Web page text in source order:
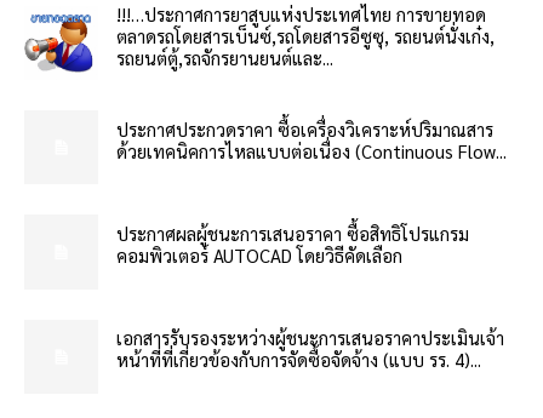
!!!…ประกาศการยาสูบแห่งประเทศไทย การขายทอด
ตลาดรถโดยสารเบ็นซ์,รถโดยสารอีซูซุ, รถยนต์นั่งเก๋ง,
รถยนต์ตู้,รถจักรยานยนต์และ...
ประกาศประกวดราคา ซื้อเครื่องวิเคราะห์ปริมาณสาร
ด้วยเทคนิคการไหลแบบต่อเนื่อง (Continuous Flow...
ประกาศผลผู้ชนะการเสนอราคา ซื้อสิทธิโปรแกรม
คอมพิวเตอร์ AUTOCAD โดยวิธีคัดเลือก
เอกสารรับรองระหว่างผู้ชนะการเสนอราคาประเมินเจ้า
หน้าที่ที่เกี่ยวข้องกับการจัดซื้อจัดจ้าง (แบบ รร. 4)...